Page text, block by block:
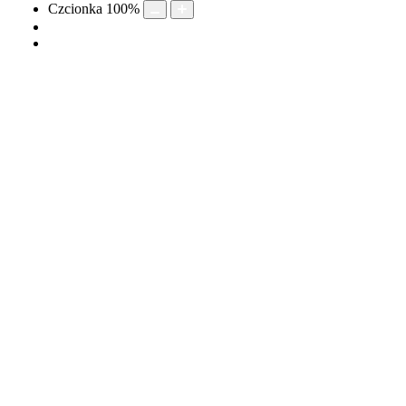
Czcionka 100%